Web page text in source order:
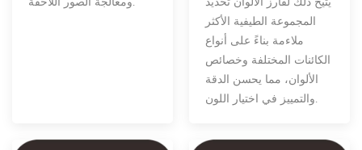
المجموعة الطيفية الأكثر
ملاءمة بناءً على أنواع
الكائنات المختلفة وخصائص
الألوان، مما يحسن الدقة
والتمييز في اختيار اللون.